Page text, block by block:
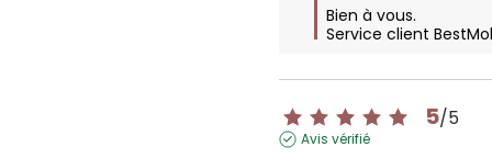
Bien à vous.
Service client
5/5
Avis vérifié